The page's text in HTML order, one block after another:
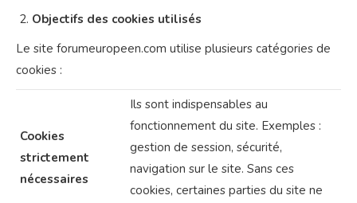
Objectifs des cookies utilisés
Le site forumeuropeen.com utilise plusieurs catégories de
cookies :
Cookies
strictement
nécessaires
Ils sont indispensables au
fonctionnement du site. Exemples :
gestion de session, sécurité,
navigation sur le site. Sans ces
cookies, certaines parties du site ne